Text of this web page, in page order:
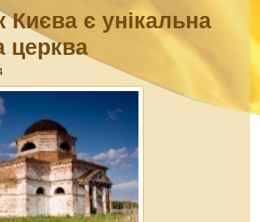
Києва є унікальна
церква